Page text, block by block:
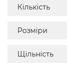
Кількість
Розміри
Щільність